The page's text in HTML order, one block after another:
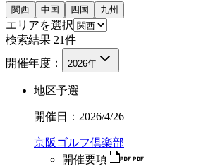
関西 中国 四国 九州
エリアを選択
検索結果 21件
開催年度：
2026年
地区予選
開催日： 2026/4/26
京阪ゴルフ倶楽部
開催要項